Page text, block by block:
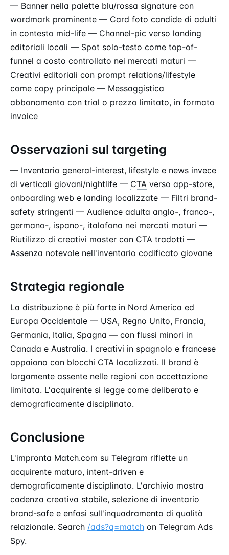
— Banner nella palette blu/rossa signature con
wordmark prominente — Card foto candide di adulti
in contesto mid-life — Channel-pic verso landing
editoriali locali — Spot solo-testo come top-of-
funnel a costo controllato nei mercati maturi —
Creativi editoriali con prompt relations/lifestyle
come copy principale — Messaggistica
abbonamento con trial o prezzo limitato, in formato
invoice
Osservazioni sul targeting
— Inventario general-interest, lifestyle e news invece
di verticali giovani/nightlife — CTA verso app-store,
onboarding web e landing localizzate — Filtri brand-
safety stringenti — Audience adulta anglo-, franco-,
germano-, ispano-, italofona nei mercati maturi —
Riutilizzo di creativi master con CTA tradotti —
Assenza notevole nell'inventario codificato giovane
Strategia regionale
La distribuzione è più forte in Nord America ed
Europa Occidentale — USA, Regno Unito, Francia,
Germania, Italia, Spagna — con flussi minori in
Canada e Australia. I creativi in spagnolo e francese
appaiono con blocchi CTA localizzati. Il brand è
largamente assente nelle regioni con accettazione
limitata. L'acquirente si legge come deliberato e
demograficamente disciplinato.
Conclusione
L'impronta Match.com su Telegram riflette un
acquirente maturo, intent-driven e
demograficamente disciplinato. L'archivio mostra
cadenza creativa stabile, selezione di inventario
brand-safe e enfasi sull'inquadramento di qualità
relazionale. Search /ads?q=match on Telegram Ads
Spy.